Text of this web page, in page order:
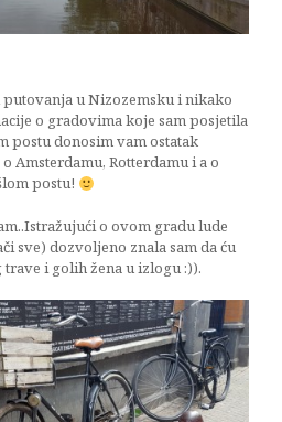
18/08/2016
putovanja u Nizozemsku i nikako
o gradovima koje sam posjetila
postu donosim vam ostatak
Amsterdamu, Rotterdamu i a o
postu!
o ovom gradu lude
sve) dozvoljeno znala sam da ću
i golih žena u izlogu :)).